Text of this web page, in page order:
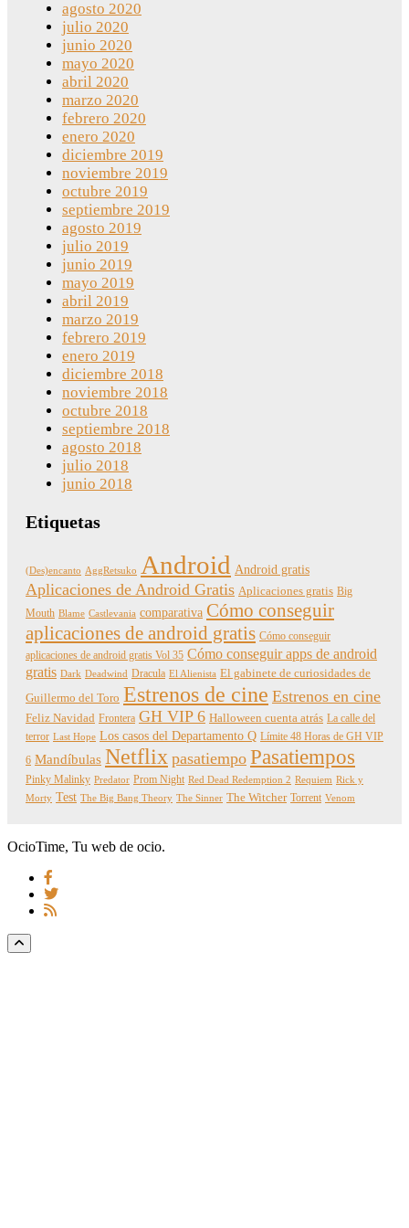
agosto 2020
julio 2020
junio 2020
mayo 2020
abril 2020
marzo 2020
febrero 2020
enero 2020
diciembre 2019
noviembre 2019
octubre 2019
septiembre 2019
agosto 2019
julio 2019
junio 2019
mayo 2019
abril 2019
marzo 2019
febrero 2019
enero 2019
diciembre 2018
noviembre 2018
octubre 2018
septiembre 2018
agosto 2018
julio 2018
junio 2018
Etiquetas
(Des)encanto AggRetsuko Android Android gratis
Aplicaciones de Android Gratis Aplicaciones gratis Big
Mouth Blame Castlevania comparativa Cómo conseguir
aplicaciones de android gratis Cómo conseguir
aplicaciones de android gratis Vol 35 Cómo conseguir apps de android
gratis Dark Deadwind Dracula El Alienista El gabinete de curiosidades de
Guillermo del Toro Estrenos de cine Estrenos en cine
Feliz Navidad Frontera GH VIP 6 Halloween cuenta atrás La calle del
terror Last Hope Los casos del Departamento Q Límite 48 Horas de GH VIP
6 Mandíbulas Netflix pasatiempo Pasatiempos
Pinky Malinky Predator Prom Night Red Dead Redemption 2 Requiem Rick y
Morty Test The Big Bang Theory The Sinner The Witcher Torrent Venom
OcioTime, Tu web de ocio.